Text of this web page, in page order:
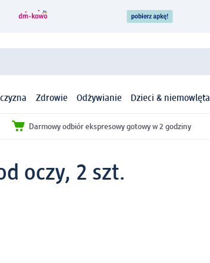
Zdrowie Odżywianie Dzieci & niemowlęta
Darmowy odbiór ekspresowy gotowy w 2 godziny
oczy, 2 szt.